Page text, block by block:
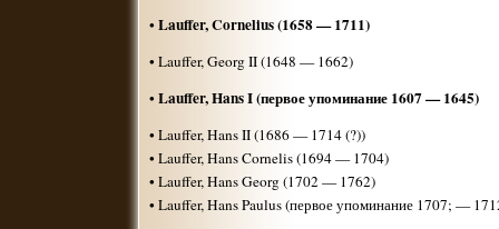
• Lauffer, Cornelius (1658 — 1711)
• Lauffer, Georg II (1648 — 1662)
• Lauffer, Hans I (первое упоминание 1607 — 1645)
• Lauffer, Hans II (1686 — 1714 (?))
• Lauffer, Hans Cornelis (1694 — 1704)
• Lauffer, Hans Georg (1702 — 1762)
• Lauffer, Hans Paulus (первое упоминание 1707; —